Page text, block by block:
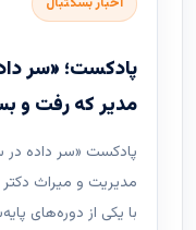
پادکست؛ «سر
مدیر که رفت و
پادکست «سر داده در
مدیریت و میراث
با یکی از دوره‌های